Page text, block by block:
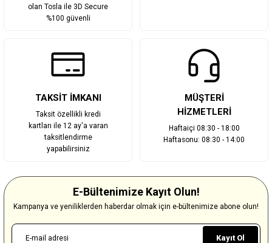
olan Tosla ile 3D Secure
%100 güvenli
TAKSİT İMKANI
Taksit özellikli kredi
kartları ile 12 ay'a varan
taksitlendirme
yapabilirsiniz
MÜŞTERİ
HİZMETLERİ
Haftaiçi 08:30 - 18:00
Haftasonu: 08:30 - 14:00
E-Bültenimize Kayıt Olun!
Kampanya ve yeniliklerden haberdar olmak için e-bültenimize abone olun!
Kayıt Ol